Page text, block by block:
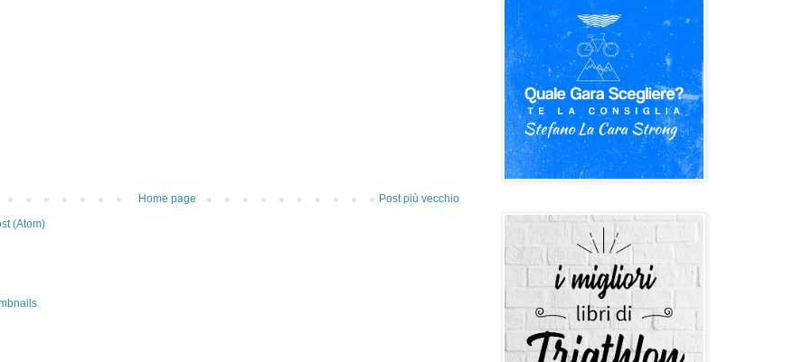
Post più vecchio
Home page
(Atom)